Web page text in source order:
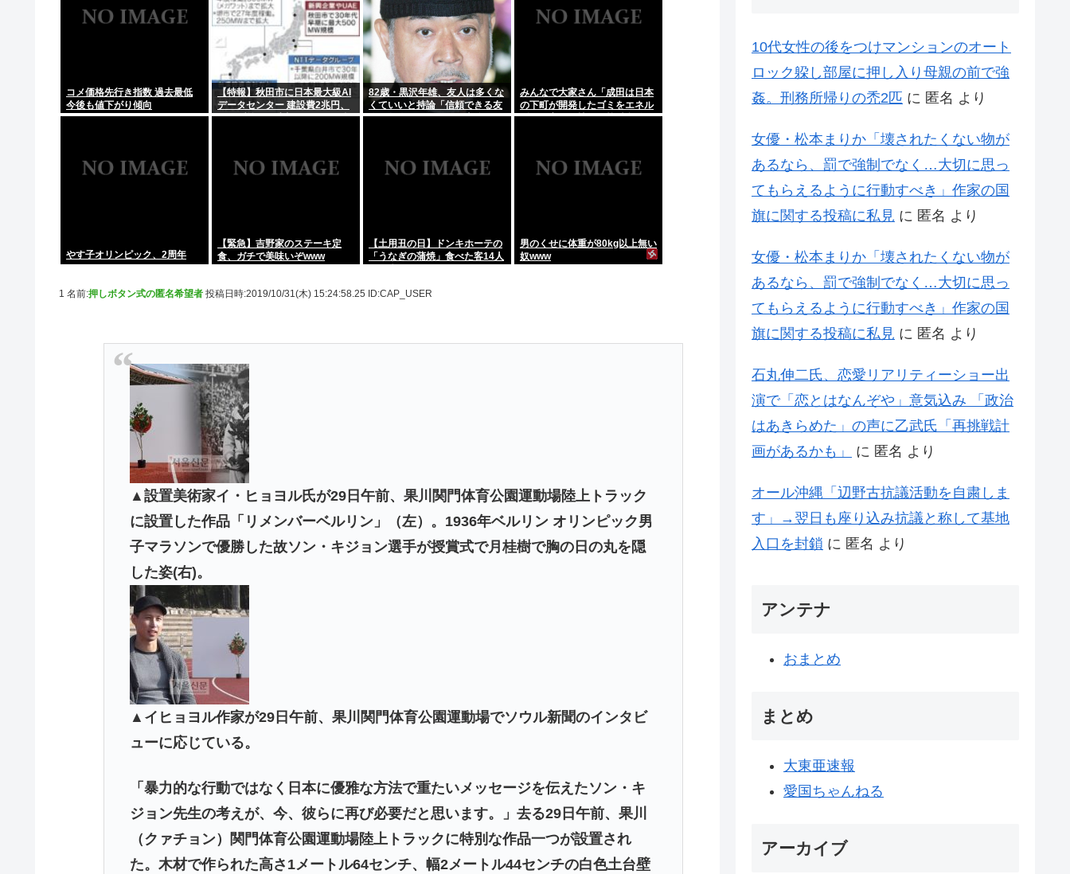
コメ価格先行き指数 過去最低
今後も値下がり傾向
【特報】秋田市に日本最大級AI
データセンター 建設費2兆円、
アラブ首長国連邦（UAE）が投
82歳・黒沢年雄、友人は多くな
くていいと持論「信頼できる友
人が数人いる…それで十分」
みんなで大家さん「成田は日本
の下町が開発したゴミをエネル
ギーに変える技術と核融合発電
やす子オリンピック、2周年
【緊急】吉野家のステーキ定
食、ガチで美味いぞwww
【土用丑の日】ドンキホーテの
「うなぎの蒲焼」食べた客14人
男のくせに体重が80kg以上無い
奴www
1 名前:押しボタン式の匿名希望者 投稿日時:2019/10/31(木) 15:24:58.25 ID:CAP_USER
▲設置美術家イ・ヒョヨル氏が29日午前、果川関門体育公園運動場陸上トラック
に設置した作品「リメンバーベルリン」（左）。1936年ベルリン オリンピック男
子マラソンで優勝した故ソン・キジョン選手が授賞式で月桂樹で胸の日の丸を隠
した姿(右)。
▲イヒョヨル作家が29日午前、果川関門体育公園運動場でソウル新聞のインタビ
ューに応じている。
「暴力的な行動ではなく日本に優雅な方法で重たいメッセージを伝えたソン・キ
ジョン先生の考えが、今、彼らに再び必要だと思います。」去る29日午前、果川
（クァチョン）関門体育公園運動場陸上トラックに特別な作品一つが設置され
た。木材で作られた高さ1メートル64センチ、幅2メートル44センチの白色土台壁
10代女性の後をつけマンションのオート
ロック躱し部屋に押し入り母親の前で強
姦。刑務所帰りの禿2匹 に 匿名 より
女優・松本まりか「壊されたくない物が
あるなら、罰で強制でなく…大切に思っ
てもらえるように行動すべき」作家の国
旗に関する投稿に私見 に 匿名 より
女優・松本まりか「壊されたくない物が
あるなら、罰で強制でなく…大切に思っ
てもらえるように行動すべき」作家の国
旗に関する投稿に私見 に 匿名 より
石丸伸二氏、恋愛リアリティーショー出
演で「恋とはなんぞや」意気込み 「政治
はあきらめた」の声に乙武氏「再挑戦計
画があるかも」
に 匿名 より
オール沖縄「辺野古抗議活動を自粛しま
す」→翌日も座り込み抗議と称して基地
入口を封鎖 に 匿名 より
アンテナ
おまとめ
まとめ
大東亜速報
愛国ちゃんねる
アーカイブ